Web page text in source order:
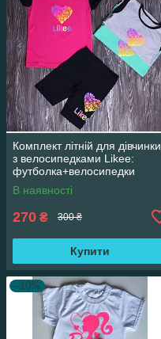
Комплект літній для дівчинки
з велосипедками Likee:
футболка+велосипедки
В наявності
270 ₴ 300 ₴
Купити
–10%